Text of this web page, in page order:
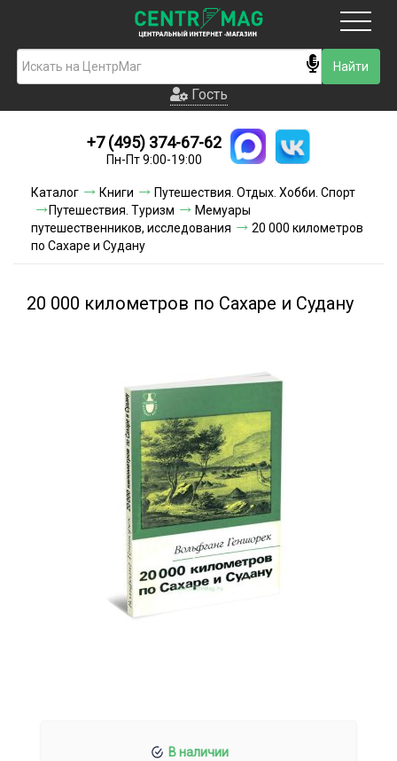
Гость
Новинки
Условия доставки
Условия оплаты
Акции и скидки
Гость
+7 (495) 374-67-62
Пн-Пт 9:00-19:00
Каталог Книги
Путешествия. Отдых. Хобби. Спорт
Путешествия. Туризм
Мемуары
путешественников, исследования
20 000 километров
по Сахаре и Судану
20 000 километров по Сахаре и Судану
В наличии